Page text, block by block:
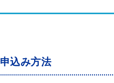
申込み方法